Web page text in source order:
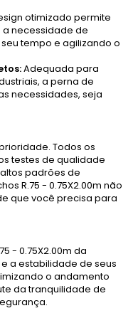
otimizado permite
necessidade de
tempo e agilizando o
Adequada para
a perna de
necessidades, seja
Todos os
testes de qualidade
padrões de
R.75 - 0.75X2.00m não
que você precisa para
- 0.75X2.00m da
a estabilidade de seus
o andamento
da tranquilidade de